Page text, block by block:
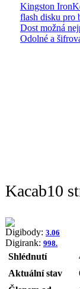
Kingston
flash disku pro
Dost možná
Odolné a
Kacab10
Digibody: 3.06
Digirank: 998.
Shlédnutí
Aktuální stav